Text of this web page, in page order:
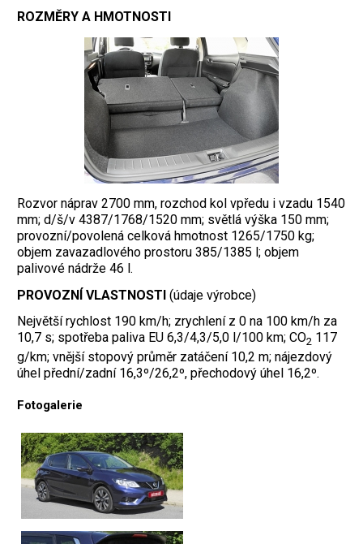
ROZMĚRY A HMOTNOSTI
Rozvor náprav 2700 mm, rozchod kol vpředu i vzadu 1540
mm; d/š/v 4387/1768/1520 mm; světlá výška 150 mm;
provozní/povolená celková hmotnost 1265/1750 kg;
objem zavazadlového prostoru 385/1385 l; objem
palivové nádrže 46 l.
PROVOZNÍ VLASTNOSTI (údaje výrobce)
Největší rychlost 190 km/h; zrychlení z 0 na 100 km/h za
10,7 s; spotřeba paliva EU 6,3/4,3/5,0 l/100 km; CO2 117
g/km; vnější stopový průměr zatáčení 10,2 m; nájezdový
úhel přední/zadní 16,3º/26,2º, přechodový úhel 16,2º.
Fotogalerie